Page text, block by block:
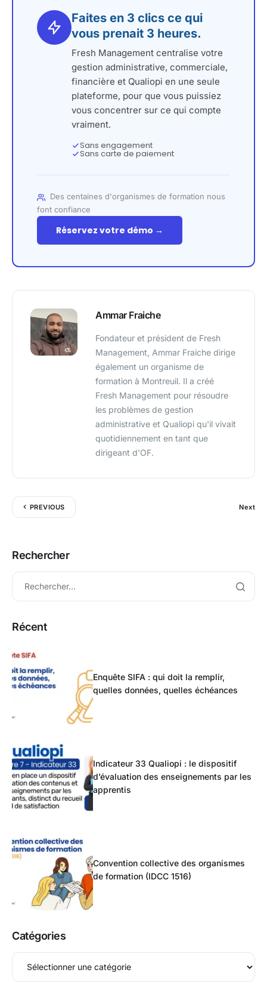
Faites en 3 clics ce qui
vous prenait 3 heures.
Fresh Management centralise votre
gestion administrative, commerciale,
financière et Qualiopi en une seule
plateforme, pour que vous puissiez
vous concentrer sur ce qui compte
vraiment.
Sans engagement
Sans carte de paiement
Des centaines d'organismes de formation nous
font confiance
Réservez votre démo →
Ammar Fraiche
Fondateur et président de Fresh
Management, Ammar Fraiche dirige
également un organisme de
formation à Montreuil. Il a créé
Fresh Management pour résoudre
les problèmes de gestion
administrative et Qualiopi qu'il vivait
quotidiennement en tant que
dirigeant d'OF.
PREVIOUS Next
Rechercher
Récent
Enquête SIFA : qui doit la remplir,
quelles données, quelles échéances
Indicateur 33 Qualiopi : le dispositif
d’évaluation des enseignements par les
apprentis
Convention collective des organismes
de formation (IDCC 1516)
Catégories